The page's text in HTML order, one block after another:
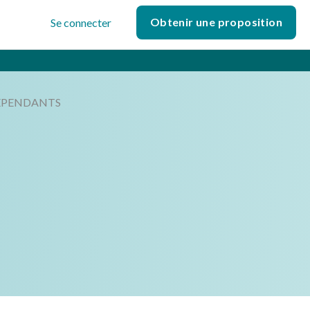
Se connecter Obtenir une proposition